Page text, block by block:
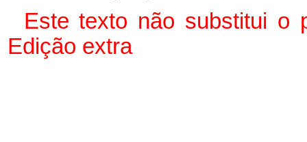
Este texto não substitui o
Edição extra